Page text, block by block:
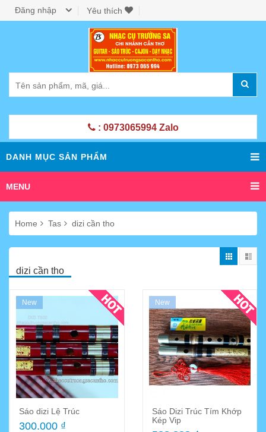
Đăng nhập Yêu thích
: 0973065994 Zalo
DANH MỤC SẢN PHẨM
MENU
Home Tas dizi cần tho
dizi cần tho
New
Sáo dizi Lệ Trúc
300.000 ₫
tàu vì được xuất xứ từ
trung...
New
Sáo Dizi Trúc Tím Khớp
Kép Vip